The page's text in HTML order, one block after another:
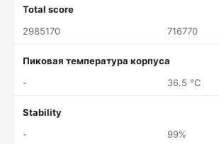
Total score
2985170
716770
Пиковая температура корпуса
-
36.5 °C
Stability
-
99%